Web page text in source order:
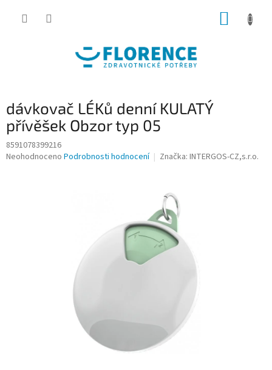
dávkovač LÉKů denní KULATÝ
přívěšek Obzor typ 05
8591078399216
Průměrné
Neohodnoceno Podrobnosti hodnocení Značka: INTERGOS-CZ,s.r.o.